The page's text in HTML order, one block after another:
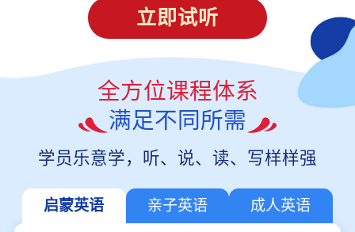
立即试听
全方位课程体系
满足不同所需
学员乐意学，听、说、读、写样样强
启蒙英语 亲子英语 成人英语